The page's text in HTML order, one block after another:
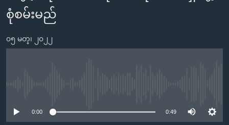
အကြောင်းအရာ
ကျော်
ကြည့်
တရုတ်
အစ္စရေး-ပါလက်စတိုင်း
ရပ်ဝန်းတခု လမ်းတခု အလွန်
အင်္ဂလိပ်စာလေ့လာမယ်
အမေရိကန်သုံးအီဒီယံ
အပတ်စဉ်ကဏ္ဍများ
စုံစမ်းမည်
၀၅ မတ္၊ ၂၀၂၂
0:00 0:49